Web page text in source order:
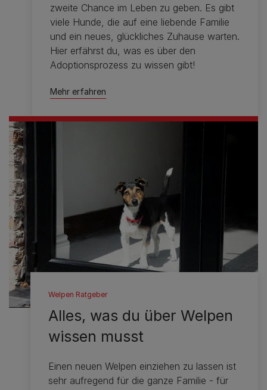
zweite Chance im Leben zu geben. Es gibt
viele Hunde, die auf eine liebende Familie
und ein neues, glückliches Zuhause warten.
Hier erfährst du, was es über den
Adoptionsprozess zu wissen gibt!
Mehr erfahren
Welpen Ratgeber
Alles, was du über Welpen
wissen musst
Einen neuen Welpen einziehen zu lassen ist
sehr aufregend für die ganze Familie - für